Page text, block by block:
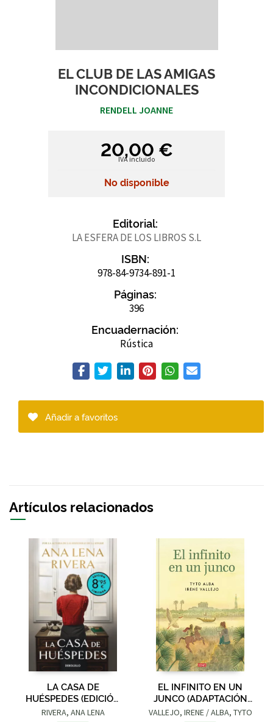
EL CLUB DE LAS AMIGAS
INCONDICIONALES
RENDELL JOANNE
20,00 €
IVA incluido
No disponible
Editorial:
LA ESFERA DE LOS LIBROS S.L
ISBN:
978-84-9734-891-1
Páginas:
396
Encuadernación:
Rústica
Añadir a favoritos
Artículos relacionados
LA CASA DE
HUÉSPEDES (EDICIÓN
LIMITADA · VERANO)
RIVERA, ANA LENA
EL INFINITO EN UN
JUNCO (ADAPTACIÓN
GRÁFICA)
VALLEJO, IRENE / ALBA, TYTO